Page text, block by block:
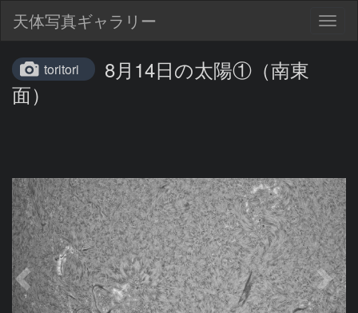
天体写真ギャラリー
toritori
8月14日の太陽①（南東
面）